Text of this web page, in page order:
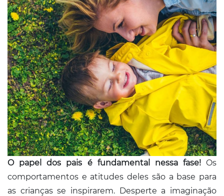
O papel dos pais é fundamental nessa fase!Os
comportamentos e atitudes deles são a base para
as crianças se inspirarem. Desperte a imaginação